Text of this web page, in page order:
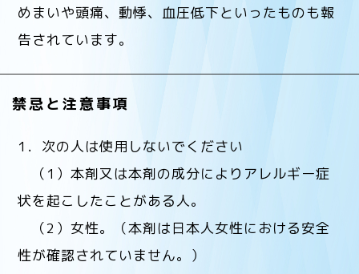
めまいや頭痛、動悸、血圧低下といったものも報
告されています。
禁忌と注意事項
1．次の人は使用しないでください
（1）本剤又は本剤の成分によりアレルギー症
状を起こしたことがある人。
（2）女性。（本剤は日本人女性における安全
性が確認されていません。）